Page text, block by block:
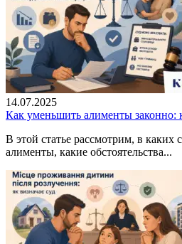
14.07.2025
Как уменьшить алименты законно:
В этой статье рассмотрим, в
алименты, какие обстоятельства...